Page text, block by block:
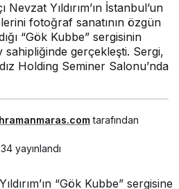
Yıldırım’ın İstanbul’un
fotoğraf sanatının özgün
“Gök Kubbe” sergisinin
sahipliğinde gerçekleşti. Sergi,
Holding Seminer Salonu’nda
tarafından
yayınlandı